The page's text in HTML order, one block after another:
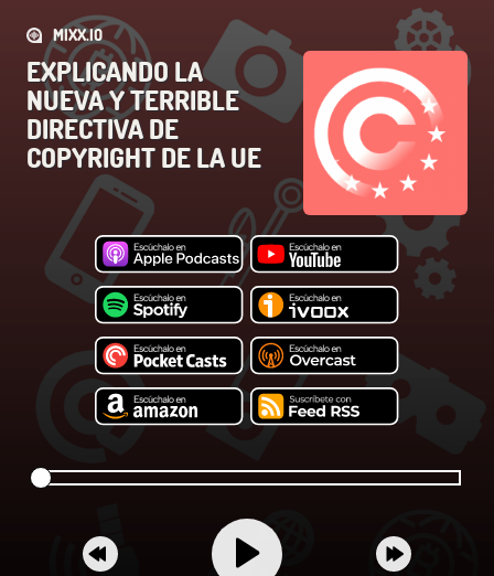
MIXX.IO
EXPLICANDO LA
NUEVA Y TERRIBLE
DIRECTIVA DE
COPYRIGHT DE LA UE